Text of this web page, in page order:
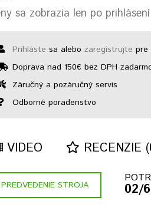
sa zobrazia len po prihlásení
Prihláste sa alebozaregistrujte pre
Doprava nad 150€ bez DPH
Záručný a pozáručný servis
Odborné poradenstvo
VIDEO RECENZIE
PREDVEDENIE STROJA 02/